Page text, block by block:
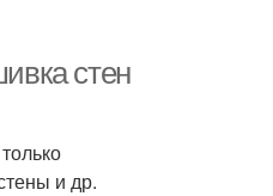
стен
и др.